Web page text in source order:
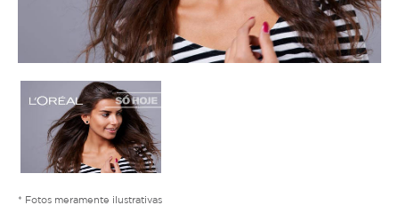
* Fotos meramente ilustrativas